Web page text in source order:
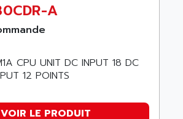
210
610
650
800
CONTROL
A
CPU UNIT DC INPUT 18 DC
12 POINTS
VOIR LE PRODUIT